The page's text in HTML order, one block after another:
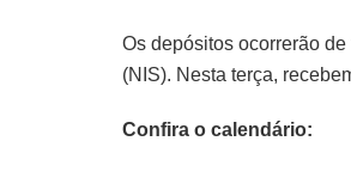
Os depósitos ocorrerão
(NIS). Nesta terça,
Confira o calendário: